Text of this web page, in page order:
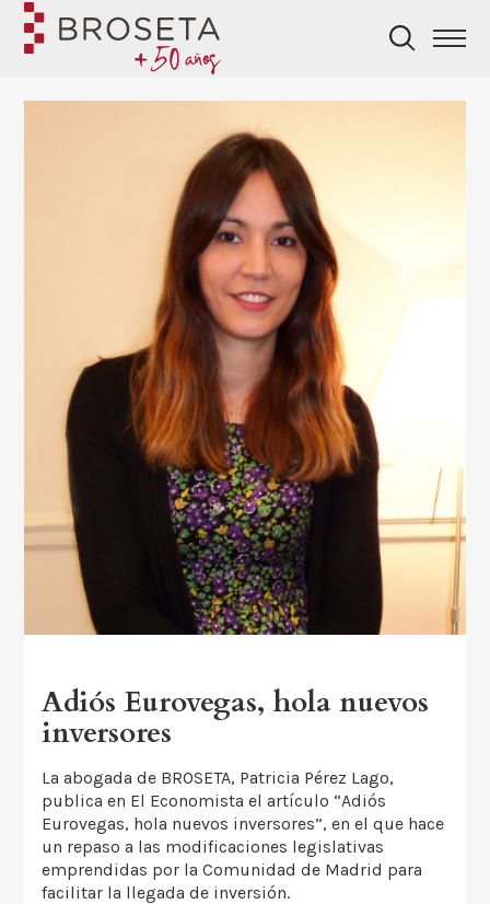
Adiós Eurovegas, hola nuevos
inversores
La abogada de BROSETA, Patricia Pérez Lago,
publica en El Economista el artículo “Adiós
Eurovegas, hola nuevos inversores”, en el que hace
un repaso a las modificaciones legislativas
emprendidas por la Comunidad de Madrid para
facilitar la llegada de inversión.